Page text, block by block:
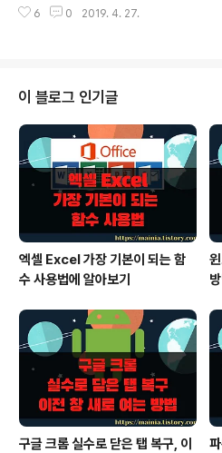
nt 를 설치하기 위해 네이버 소프트웨어 자료실
식입니다. 특정 공간이란 파일을 말합니다.
호 공간을 만들어 보겠습니다. ◎ 한국어로 변
램은 다국어 지원을 하고 있습니다. 다행이 한
요. 영어 메뉴가 불편하시면 Settings >
를 클릭합니다. ▼ 언어 선택 팝업창에서 제일
가시면 “한국어”라고 있습니다. 옵션을 저장
든 ..
6 0 2019. 4. 27.
이 블로그 인기글
엑셀 Excel 가장 기본이 되는 함
수 사용법에 알아보기
구글 크롬 실수로 닫은 탭 복구, 이